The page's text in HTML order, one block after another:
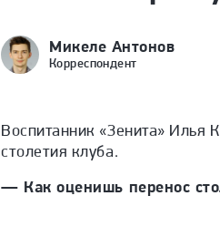
Микеле Антонов
Корреспондент
Воспитанник «Зенита» Илья
столетия клуба.
— Как оценишь перенос